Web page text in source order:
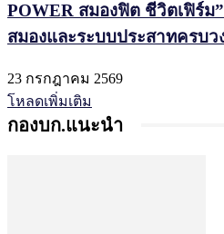
POWER สมองฟิต ชีวิตเฟิร์ม
สมองและระบบประสาทครบว
23 กรกฎาคม 2569
โหลดเพิ่มเติม
กองบก.แนะนำ